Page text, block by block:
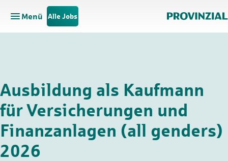
Zum Hauptinhalt springen
Zur Navigation springen
Menü
Hauptnavigation öffnen
Alle Jobs
Ausbildung als Kaufmann
für Versicherungen und
Finanzanlagen (all genders)
2026